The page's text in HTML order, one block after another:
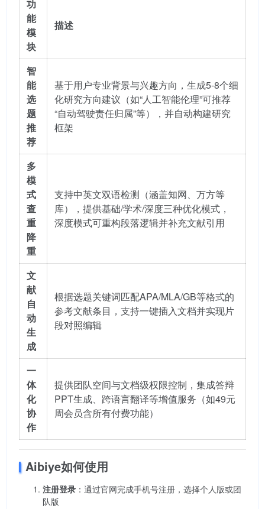
功
能
模
块
描述
智
能
选
题
推
荐
基于用户专业背景与兴趣方向，生成5-8个细
化研究方向建议（如“人工智能伦理”可推荐
“自动驾驶责任归属”等），并自动构建研究
框架
多
模
式
查
重
降
重
支持中英文双语检测（涵盖知网、万方等
库），提供基础/学术/深度三种优化模式，
深度模式可重构段落逻辑并补充文献引用
文
献
自
动
生
成
根据选题关键词匹配APA/MLA/GB等格式的
参考文献条目，支持一键插入文档并实现片
段对照编辑
一
体
化
协
作
提供团队空间与文档级权限控制，集成答辩
PPT生成、跨语言翻译等增值服务（如49元
周会员含所有付费功能）
Aibiye如何使用
注册登录 ：通过官网完成手机号注册，选择个人版或团
队版